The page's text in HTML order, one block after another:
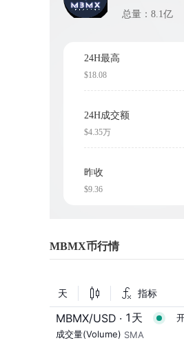
总量：8.1亿
24H最高
$18.08
24H成交额
$4.35万
昨收
$9.36
MBMX币行情